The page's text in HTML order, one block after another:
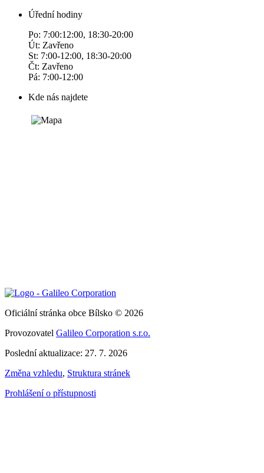
Úřední hodiny
Po: 7:00:12:00, 18:30-20:00
Út: Zavřeno
St: 7:00-12:00, 18:30-20:00
Čt: Zavřeno
Pá: 7:00-12:00
Kde nás najdete
Oficiální stránka obce Bílsko © 2026
Provozovatel Galileo Corporation s.r.o.
Poslední aktualizace: 27. 7. 2026
Změna vzhledu, Struktura stránek
Prohlášení o přístupnosti